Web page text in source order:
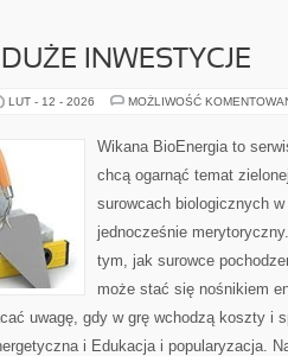
INWESTYCJE
LUT - 12 - 2026 MOŻLIWOŚĆ
Wikana BioEnergia to
chcą ogarnąć temat
surowcach biologicznych
jednocześnie
tym, jak surowce
może stać się nośnikiem
uwagę, gdy w grę wchodzą koszty i
i Edukacja i popularyzacja.